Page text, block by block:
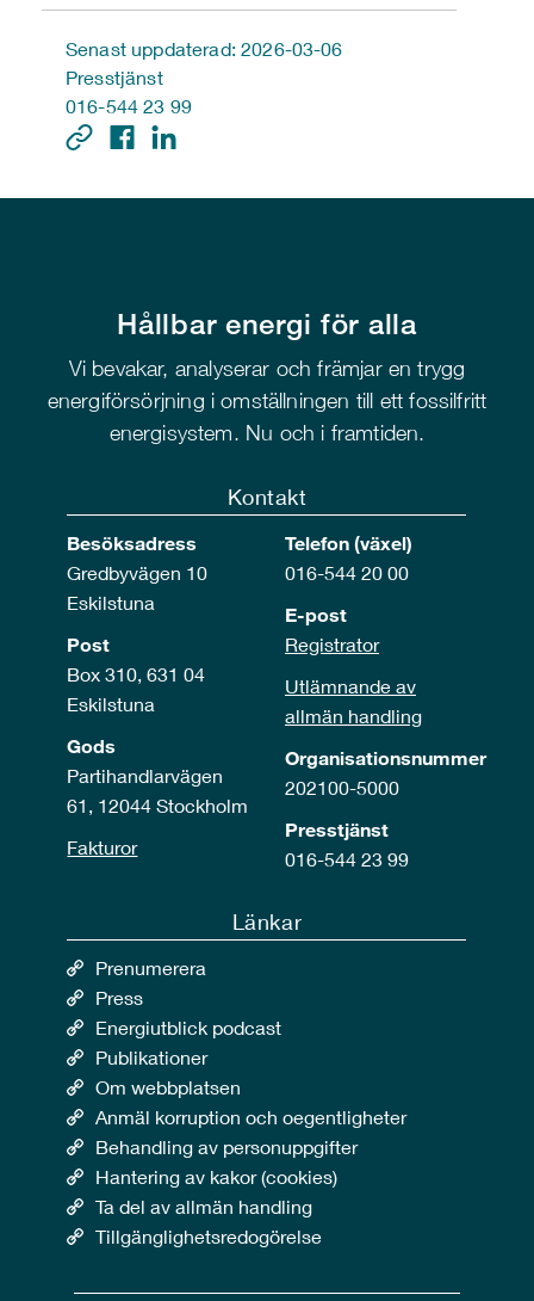
Senast uppdaterad: 2026-03-06
Presstjänst
016-544 23 99
Hållbar energi för alla
Vi bevakar, analyserar och främjar en trygg
energiförsörjning i omställningen till ett fossilfritt
energisystem. Nu och i framtiden.
Kontakt
Besöksadress
Gredbyvägen 10
Eskilstuna
Post
Box 310, 631 04
Eskilstuna
Gods
Partihandlarvägen
61, 12044 Stockholm
Fakturor
Telefon (växel)
016-544 20 00
E-post
Registrator
Utlämnande av
allmän handling
Organisationsnummer
202100-5000
Presstjänst
016-544 23 99
Länkar
Prenumerera
Press
Energiutblick podcast
Publikationer
Om webbplatsen
Anmäl korruption och oegentligheter
Behandling av personuppgifter
Hantering av kakor (cookies)
Ta del av allmän handling
Tillgänglighetsredogörelse